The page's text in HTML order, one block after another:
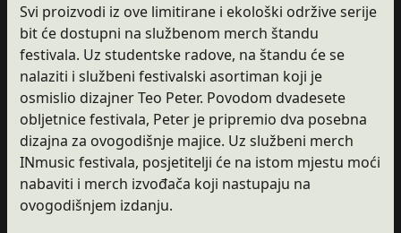
Svi proizvodi iz ove limitirane i ekološki održive serije
bit će dostupni na službenom merch štandu
festivala. Uz studentske radove, na štandu će se
nalaziti i službeni festivalski asortiman koji je
osmislio dizajner Teo Peter. Povodom dvadesete
obljetnice festivala, Peter je pripremio dva posebna
dizajna za ovogodišnje majice. Uz službeni merch
INmusic festivala, posjetitelji će na istom mjestu moći
nabaviti i merch izvođača koji nastupaju na
ovogodišnjem izdanju.